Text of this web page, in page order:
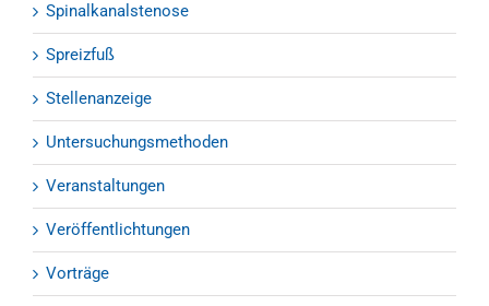
Spinalkanalstenose
Spreizfuß
Stellenanzeige
Untersuchungsmethoden
Veranstaltungen
Veröffentlichtungen
Vorträge